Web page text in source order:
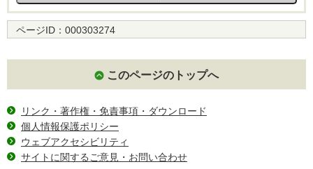
ページID： 000303274
このページのトップへ
リンク・著作権・免責事項・ダウンロード
個人情報保護ポリシー
ウェブアクセシビリティ
サイトに関するご意見・お問い合わせ